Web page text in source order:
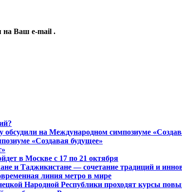
на Ваш e-mail .
на Международном симпозиуме
«Создавая будущее»
в Москве с 17 по 21 октября
и Таджикистане — сочетание традиций и
линия метро в мире
Народной Республики проходят курсы